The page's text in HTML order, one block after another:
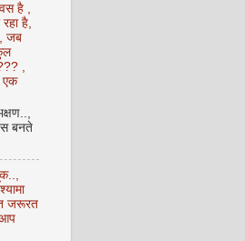
है ,
है,
जब
,
एक
बनते
जरूरत